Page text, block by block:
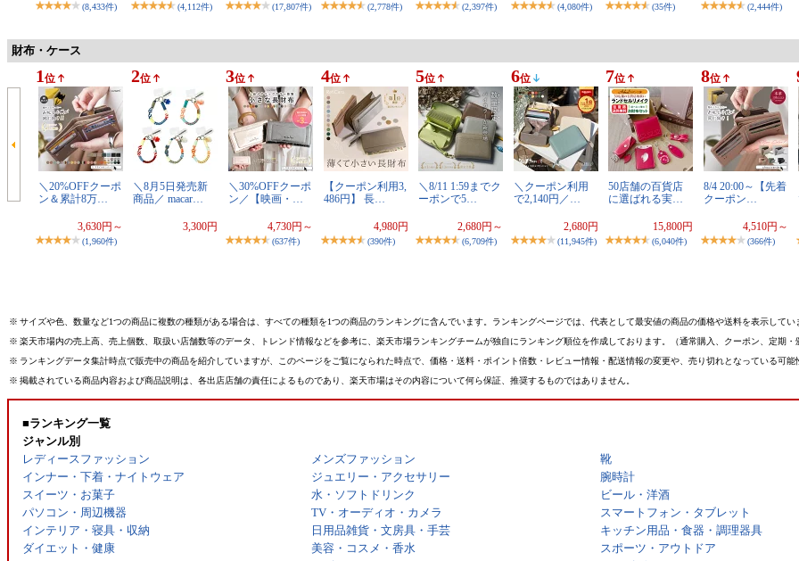
(8,433件) (4,112件) (17,807件) (2,778件) (2,397件) (4,080件) (35件) (2,444件)
財布・ケース
1 位
＼20%OFFクーポ
ン＆累計8万…
3,630円～
(1,960件)
2位
＼8月5日発売新
商品／ macar…
3,300円
3位
＼30%OFFクーポ
ン／【映画・…
4,730円～
(637件)
4位
【クーポン利用3,
486円】 長…
4,980円
(390件)
5位
＼8/11 1:59までク
ーポンで5…
2,680円～
(6,709件)
6位
＼クーポン利用
で2,140円／…
2,680円
(11,945件)
7位
50店舗の百貨店
に選ばれる実…
15,800円
(6,040件)
8位
8/4 20:00～【先着
クーポン…
4,510円～
(366件)
※ サイズや色、数量など1つの商品に複数の種類がある場合は、すべての種類を1つの商品のランキングに含んでいます。ランキングページでは、代表として最安値の商品の価格や送料を表示してい
※ 楽天市場内の売上高、売上個数、取扱い店舗数等のデータ、トレンド情報などを参考に、楽天市場ランキングチームが独自にランキング順位を作成しております。（通常購入、クーポン、定期
※ ランキングデータ集計時点で販売中の商品を紹介していますが、このページをご覧になられた時点で、価格・送料・ポイント倍数・レビュー情報・配送情報の変更や、売り切れとなっている可
※ 掲載されている商品内容および商品説明は、各出店店舗の責任によるものであり、楽天市場はその内容について何ら保証、推奨するものではありません。
■ランキング一覧
ジャンル別
レディースファッション
メンズファッション
靴
インナー・下着・ナイトウェア
ジュエリー・アクセサリー
腕時計
スイーツ・お菓子
水・ソフトドリンク
ビール・洋酒
パソコン・周辺機器
TV・オーディオ・カメラ
スマートフォン・タブレット
インテリア・寝具・収納
日用品雑貨・文房具・手芸
キッチン用品・食器・調理器具
ダイエット・健康
美容・コスメ・香水
スポーツ・アウトドア